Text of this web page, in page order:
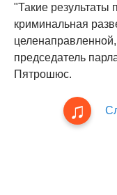
"Такие результаты
криминальная
председатель
Пятрошюс.